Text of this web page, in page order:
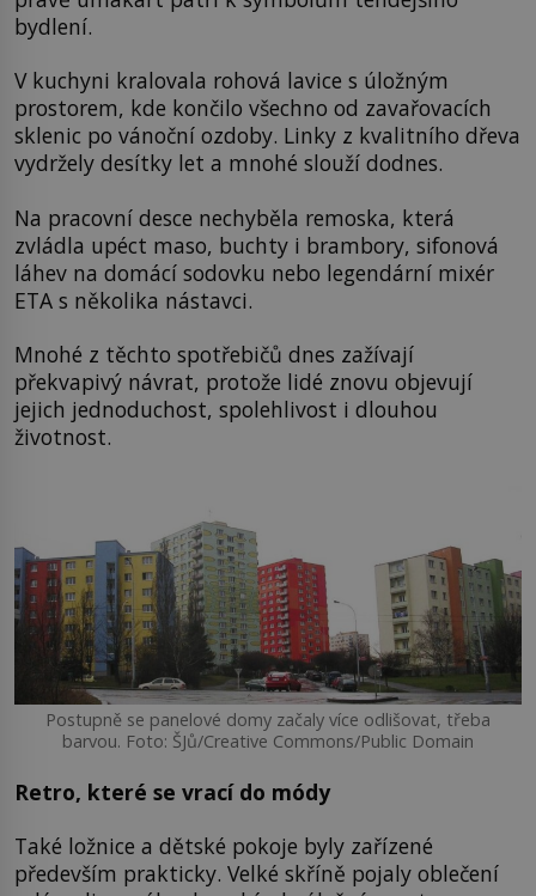
bydlení.
V kuchyni kralovala rohová lavice s úložným
prostorem, kde končilo všechno od zavařovacích
sklenic po vánoční ozdoby. Linky z kvalitního dřeva
vydržely desítky let a mnohé slouží dodnes.
Na pracovní desce nechyběla remoska, která
zvládla upéct maso, buchty i brambory, sifonová
láhev na domácí sodovku nebo legendární mixér
ETA s několika nástavci.
Mnohé z těchto spotřebičů dnes zažívají
překvapivý návrat, protože lidé znovu objevují
jejich jednoduchost, spolehlivost i dlouhou
životnost.
Postupně se panelové domy začaly více odlišovat, třeba
barvou. Foto: ŠJů/Creative Commons/Public Domain
Retro, které se vrací do módy
Také ložnice a dětské pokoje byly zařízené
především prakticky. Velké skříně pojaly oblečení